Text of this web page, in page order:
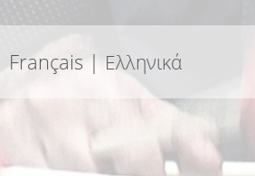
Français |Ελληνικά